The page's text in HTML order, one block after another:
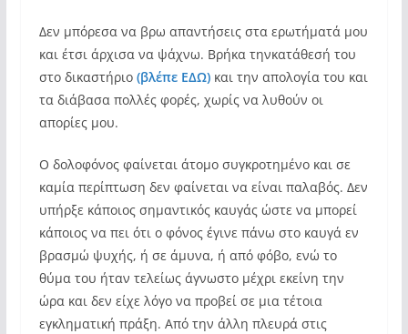
Δεν μπόρεσα να βρω απαντήσεις στα ερωτήματά μου
και έτσι άρχισα να ψάχνω. Βρήκα τηνκατάθεσή του
στο δικαστήριο (βλέπε ΕΔΩ)και την απολογία του και
τα διάβασα πολλές φορές, χωρίς να λυθούν οι
απορίες μου.
Ο δολοφόνος φαίνεται άτομο συγκροτημένο και σε
καμία περίπτωση δεν φαίνεται να είναι παλαβός. Δεν
υπήρξε κάποιος σημαντικός καυγάς ώστε να μπορεί
κάποιος να πει ότι ο φόνος έγινε πάνω στο καυγά εν
βρασμώ ψυχής, ή σε άμυνα, ή από φόβο, ενώ το
θύμα του ήταν τελείως άγνωστο μέχρι εκείνη την
ώρα και δεν είχε λόγο να προβεί σε μια τέτοια
εγκληματική πράξη. Από την άλλη πλευρά στις